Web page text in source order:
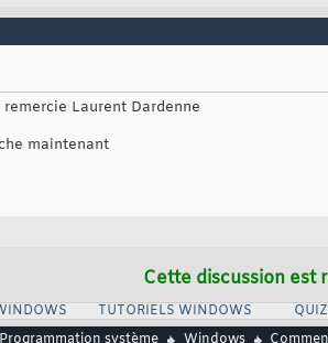
remercie Laurent Dardenne
maintenant
Cette discussion est
TUTORIELS WINDOWS